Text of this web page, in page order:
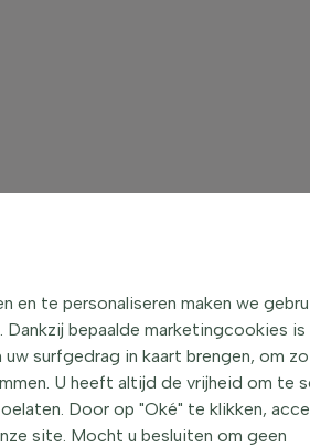
en te personaliseren maken we
bepaalde marketingcookies is
surfgedrag in kaart brengen, om
U heeft altijd de vrijheid om te
Door op "Oké" te klikken,
site. Mocht u besluiten om geen